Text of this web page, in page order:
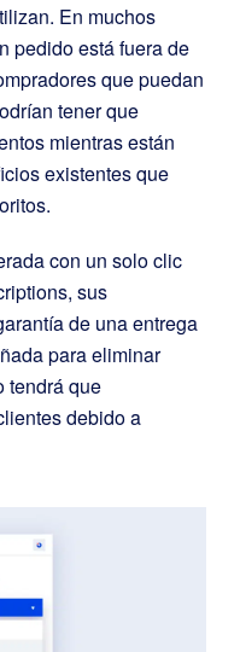
En muchos
pedido está fuera de
que puedan
tener que
mientras están
existentes que
con un solo clic
sus
de una entrega
para eliminar
tendrá que
debido a